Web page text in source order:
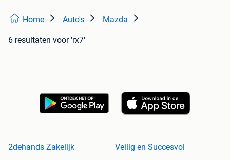
Home Auto's Mazda
6 resultaten voor 'rx7'
2dehands Zakelijk Veilig en Succesvol